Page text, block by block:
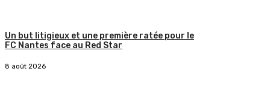
Un but litigieux et une première ratée pour le
FC Nantes face au Red Star
8 août 2026